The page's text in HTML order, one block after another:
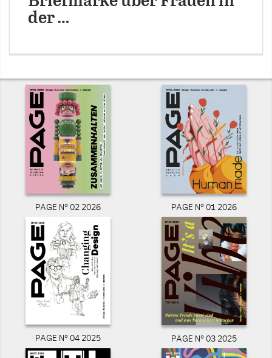
der …
PAGE N° 02 2026 PAGE N° 01 2026
PAGE N° 04 2025 PAGE N° 03 2025